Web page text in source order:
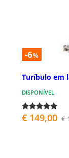
-6%
Turíbulo em
DISPONÍVEL
€ 149,00 €